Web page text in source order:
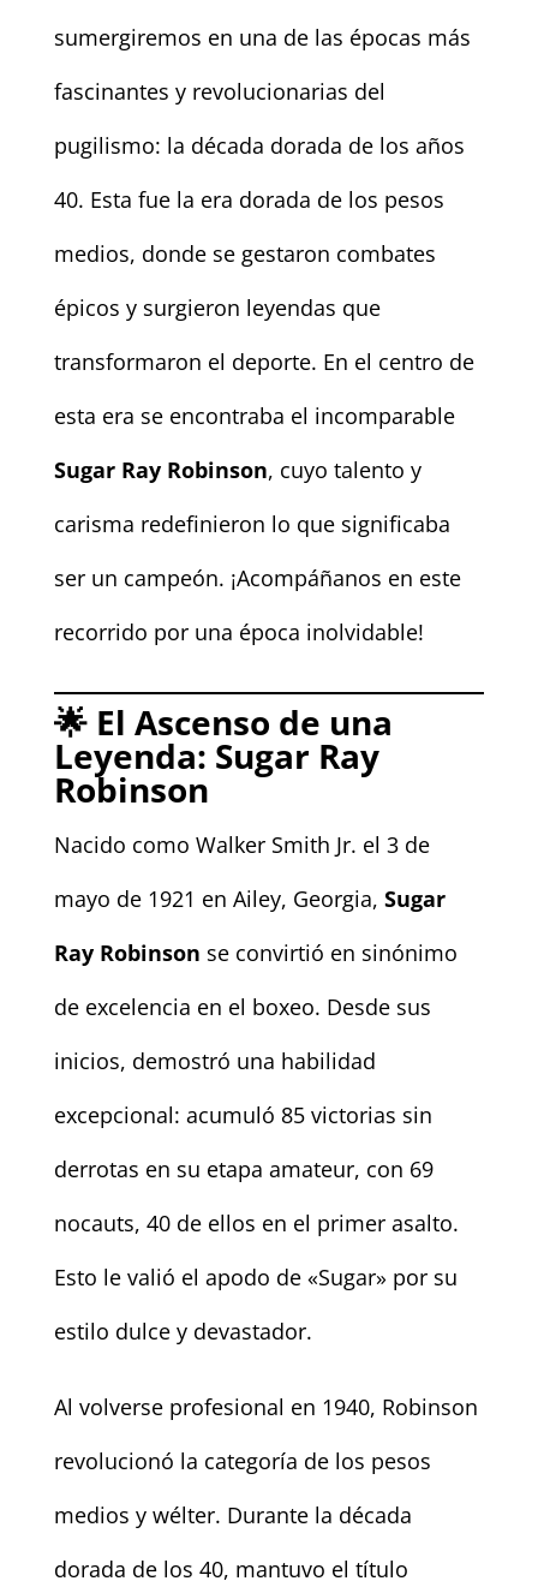
sumergiremos en una de las épocas más
fascinantes y revolucionarias del
pugilismo: la década dorada de los años
40. Esta fue la era dorada de los pesos
medios, donde se gestaron combates
épicos y surgieron leyendas que
transformaron el deporte. En el centro de
esta era se encontraba el incomparable
Sugar Ray Robinson, cuyo talento y
carisma redefinieron lo que significaba
ser un campeón. ¡Acompáñanos en este
recorrido por una época inolvidable!
🌟 El Ascenso de una
Leyenda: Sugar Ray
Robinson
Nacido como Walker Smith Jr. el 3 de
mayo de 1921 en Ailey, Georgia, Sugar
Ray Robinson se convirtió en sinónimo
de excelencia en el boxeo. Desde sus
inicios, demostró una habilidad
excepcional: acumuló 85 victorias sin
derrotas en su etapa amateur, con 69
nocauts, 40 de ellos en el primer asalto.
Esto le valió el apodo de «Sugar» por su
estilo dulce y devastador.
Al volverse profesional en 1940, Robinson
revolucionó la categoría de los pesos
medios y wélter. Durante la década
dorada de los 40, mantuvo el título